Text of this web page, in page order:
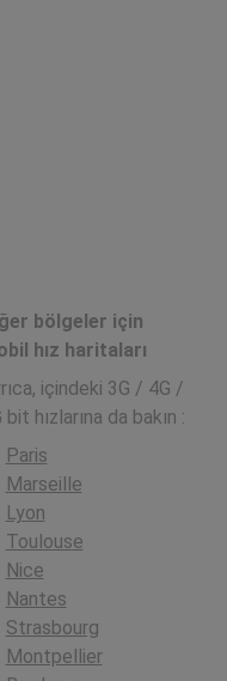
bölgeler için
hız haritaları
içindeki 3G / 4G /
bit hızlarına da bakın :
Paris
Marseille
Lyon
Toulouse
Nice
Nantes
Strasbourg
Montpellier